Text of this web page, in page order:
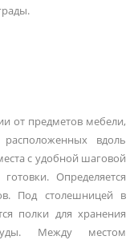
от предметов мебели,
вдоль
с удобной шаговой
Определяется
Под столешницей в
полки для хранения
Между местом